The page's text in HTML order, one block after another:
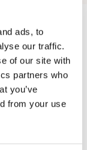
ads, to
our traffic.
of our site with
partners who
you’ve
from your use